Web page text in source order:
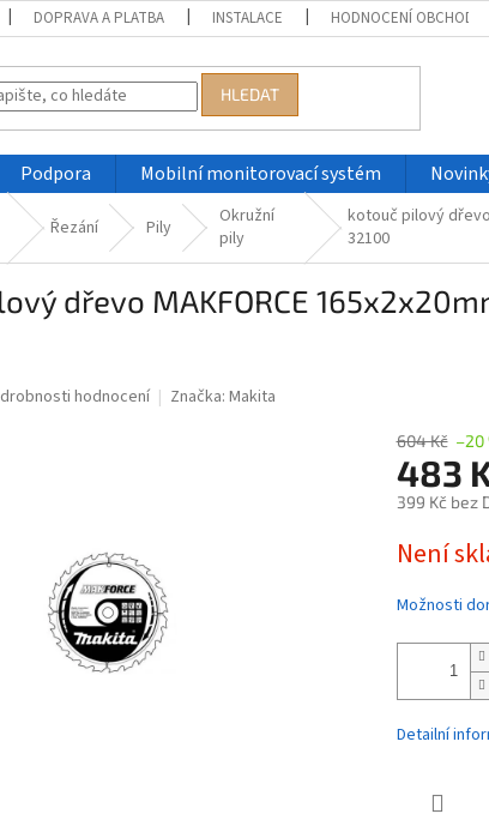
DOPRAVA A PLATBA INSTALACE HODNOCENÍ OBCHODU
HLEDAT
Podpora Mobilní monitorovací systém
Řezání Pily
Okružní
pily
kotouč pilový dřevo
32100
dřevo MAKFORCE
hodnocení Značka: Makita
604 Kč –20
483
399 Kč bez
cena:
Není
Možnosti
Detailní